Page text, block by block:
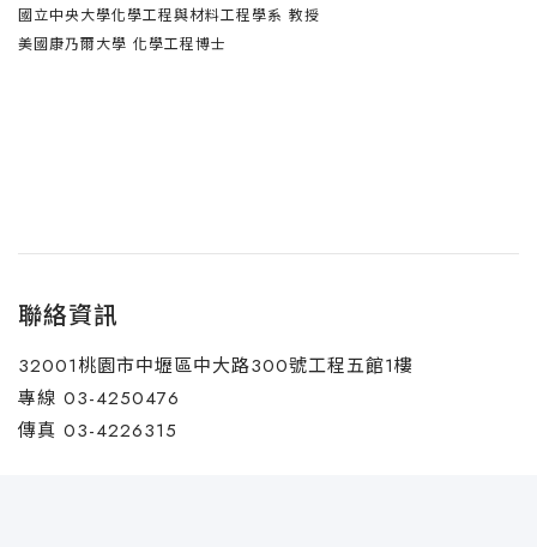
國立中央大學化學工程與材料工程學系 教授
美國康乃爾大學 化學工程博士
聯絡資訊
32001桃園市中壢區中大路300號工程五館1樓
專線 03-4250476
傳真 03-4226315